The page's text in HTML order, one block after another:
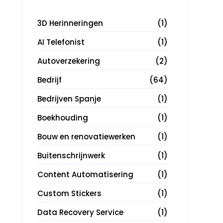
3D Herinneringen
(1)
AI Telefonist
(1)
Autoverzekering
(2)
Bedrijf
(64)
Bedrijven Spanje
(1)
Boekhouding
(1)
Bouw en renovatiewerken
(1)
Buitenschrijnwerk
(1)
Content Automatisering
(1)
Custom Stickers
(1)
Data Recovery Service
(1)